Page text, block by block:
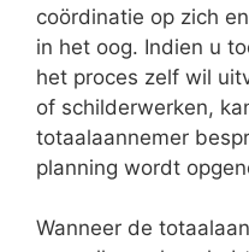
coördinatie op zich
in het oog. Indien u
het proces zelf wil
of schilderwerken,
totaalaannemer
planning wordt
Wanneer de